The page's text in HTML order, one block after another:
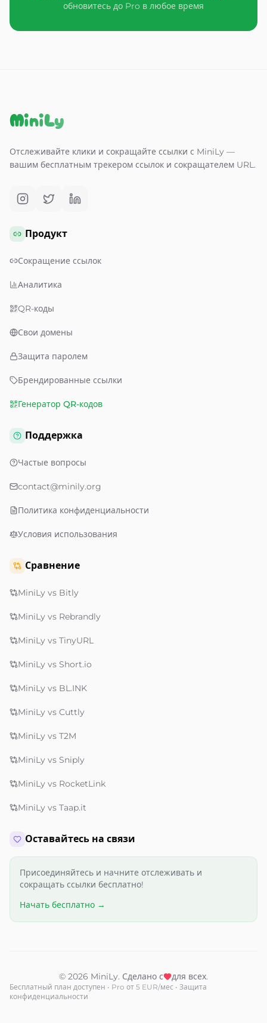
обновитесь до Pro в любое время
MiniLy
Отслеживайте клики и сокращайте ссылки с MiniLy —
вашим бесплатным трекером ссылок и сокращателем URL.
Продукт
Сокращение ссылок
Аналитика
QR-коды
Свои домены
Защита паролем
Брендированные ссылки
Генератор QR-кодов
Поддержка
Частые вопросы
contact@minily.org
Политика конфиденциальности
Условия использования
Сравнение
MiniLy vs Bitly
MiniLy vs Rebrandly
MiniLy vs TinyURL
MiniLy vs Short.io
MiniLy vs BL.INK
MiniLy vs Cuttly
MiniLy vs T2M
MiniLy vs Sniply
MiniLy vs RocketLink
MiniLy vs Taap.it
Оставайтесь на связи
Присоединяйтесь и начните отслеживать и
сокращать ссылки бесплатно!
Начать бесплатно →
© 2026 MiniLy. Сделано с для всех.
Бесплатный план доступен • Pro от 5 EUR/мес • Защита
конфиденциальности